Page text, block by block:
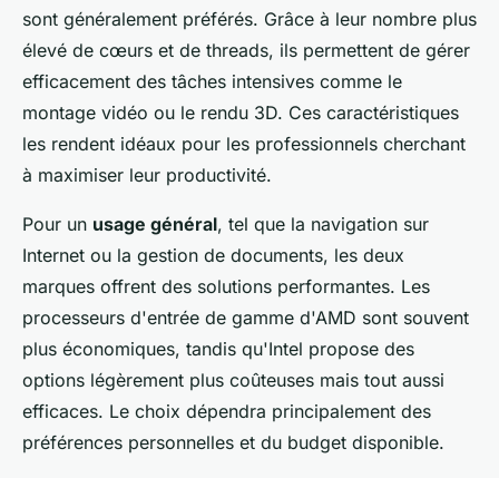
sont généralement préférés. Grâce à leur nombre plus
élevé de cœurs et de threads, ils permettent de gérer
efficacement des tâches intensives comme le
montage vidéo ou le rendu 3D. Ces caractéristiques
les rendent idéaux pour les professionnels cherchant
à maximiser leur productivité.
Pour un usage général, tel que la navigation sur
Internet ou la gestion de documents, les deux
marques offrent des solutions performantes. Les
processeurs d'entrée de gamme d'AMD sont souvent
plus économiques, tandis qu'Intel propose des
options légèrement plus coûteuses mais tout aussi
efficaces. Le choix dépendra principalement des
préférences personnelles et du budget disponible.